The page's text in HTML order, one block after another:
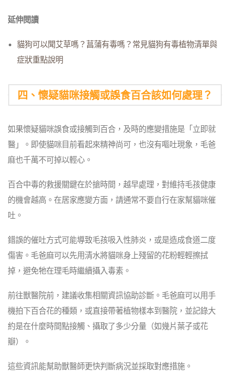
延伸閱讀
貓狗可以聞艾草嗎？菖蒲有毒嗎？常見貓狗有毒植物清單與
症狀重點說明
四、懷疑貓咪接觸或誤食百合該如何處理？
如果懷疑貓咪誤食或接觸到百合，及時的應變措施是「立即就
醫」。即使貓咪目前看起來精神尚可，也沒有嘔吐現象，毛爸
麻也千萬不可掉以輕心。
百合中毒的救援關鍵在於搶時間，越早處理，對維持毛孩健康
的機會越高。在居家應變方面，請通常不要自行在家幫貓咪催
吐。
錯誤的催吐方式可能導致毛孩吸入性肺炎，或是造成食道二度
傷害。毛爸麻可以先用清水將貓咪身上殘留的花粉輕輕擦拭
掉，避免牠在理毛時繼續攝入毒素。
前往獸醫院前，建議收集相關資訊協助診斷。毛爸麻可以用手
機拍下百合花的種類，或直接帶著植物樣本到醫院，並記錄大
約是在什麼時間點接觸、攝取了多少分量（如幾片葉子或花
瓣）。
這些資訊能幫助獸醫師更快判斷病況並採取對應措施。